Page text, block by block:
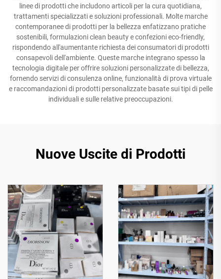
linee di prodotti che includono articoli per la cura quotidiana,
trattamenti specializzati e soluzioni professionali. Molte marche
contemporanee di prodotti per la bellezza enfatizzano pratiche
sostenibili, formulazioni clean beauty e confezioni eco-friendly,
rispondendo all'aumentante richiesta dei consumatori di prodotti
consapevoli dell'ambiente. Queste marche integrano spesso la
tecnologia digitale per offrire soluzioni personalizzate di bellezza,
fornendo servizi di consulenza online, funzionalità di prova virtuale
e raccomandazioni di prodotti personalizzate basate sui tipi di pelle
individuali e sulle relative preoccupazioni.
Nuove Uscite di Prodotti